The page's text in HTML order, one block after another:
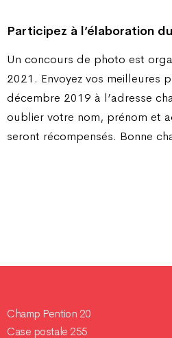
Participez à l’élaboration
Un concours de photo est
2021. Envoyez vos meilleures
décembre 2019 à l’adresse
oublier votre nom, prénom et
seront récompensés. Bonne
Champ Pention 20
Case postale 255